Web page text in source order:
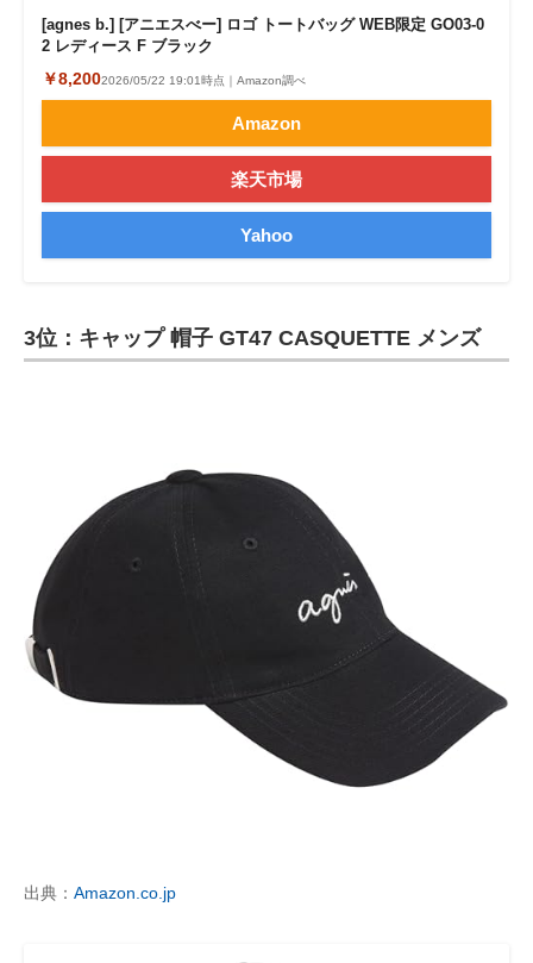
[agnes b.] [アニエスべー] ロゴ トートバッグ WEB限定 GO03‐0
2 レディース F ブラック
￥8,2002026/05/22 19:01時点｜Amazon調べ
Amazon
楽天市場
Yahoo
3位：キャップ 帽子 GT47 CASQUETTE メンズ
出典： Amazon.co.jp